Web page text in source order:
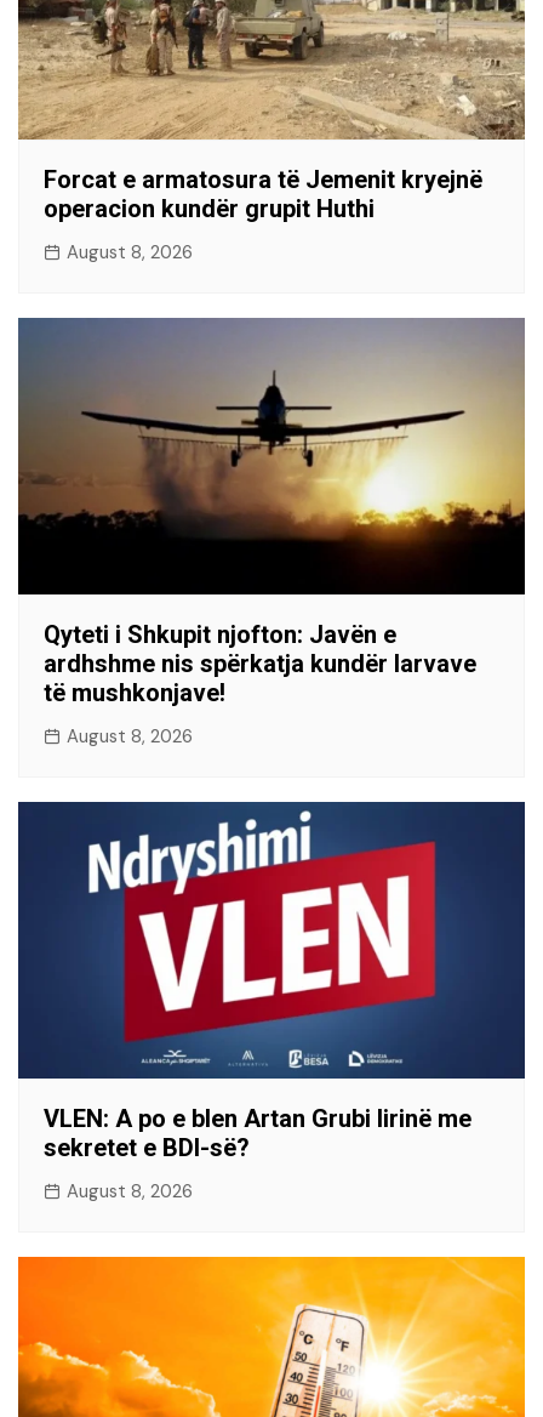
Forcat e armatosura të Jemenit kryejnë
operacion kundër grupit Huthi
August 8, 2026
Qyteti i Shkupit njofton: Javën e
ardhshme nis spërkatja kundër larvave
të mushkonjave!
August 8, 2026
VLEN: A po e blen Artan Grubi lirinë me
sekretet e BDI-së?
August 8, 2026